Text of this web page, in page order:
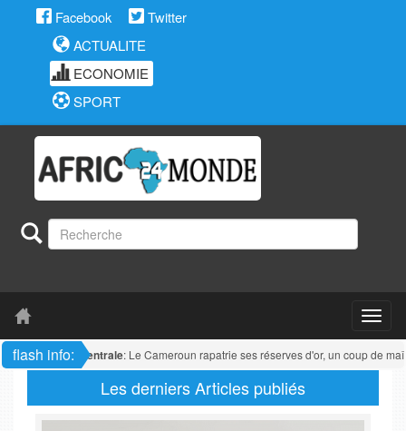
Facebook
Twitter
ACTUALITE
ECONOMIE
SPORT
flash info:
Afrique centrale: Le Cameroun rapatrie ses réserves d'or, un coup de
Les derniers Articles publiés